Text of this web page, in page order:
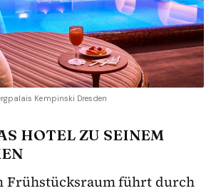
Kempinski Dresden
HOTEL ZU SEINEM
Frühstücksraum führt durch